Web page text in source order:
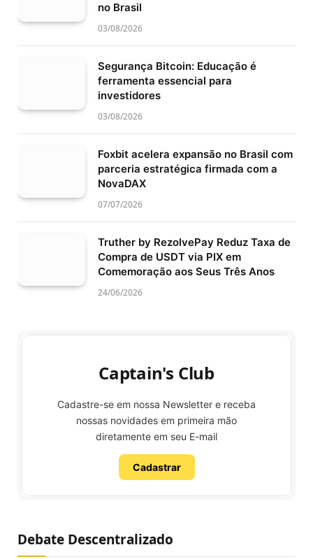
no Brasil
03/08/2026
Segurança Bitcoin: Educação é
ferramenta essencial para
investidores
03/08/2026
Foxbit acelera expansão no Brasil com
parceria estratégica firmada com a
NovaDAX
07/07/2026
Truther by RezolvePay Reduz Taxa de
Compra de USDT via PIX em
Comemoração aos Seus Três Anos
24/06/2026
Captain's Club
Cadastre-se em nossa Newsletter e receba
nossas novidades em primeira mão
diretamente em seu E-mail
Cadastrar
Debate Descentralizado